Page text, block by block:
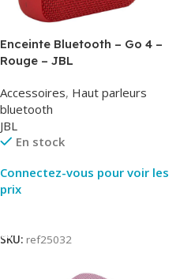
Enceinte Bluetooth – Go 4 –
Rouge – JBL
Accessoires, Haut parleurs
bluetooth
JBL
En stock
Connectez-vous pour voir les
prix
SKU: ref25032